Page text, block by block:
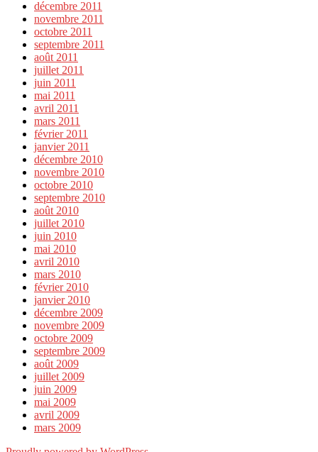
décembre 2011
novembre 2011
octobre 2011
septembre 2011
août 2011
juillet 2011
juin 2011
mai 2011
avril 2011
mars 2011
février 2011
janvier 2011
décembre 2010
novembre 2010
octobre 2010
septembre 2010
août 2010
juillet 2010
juin 2010
mai 2010
avril 2010
mars 2010
février 2010
janvier 2010
décembre 2009
novembre 2009
octobre 2009
septembre 2009
août 2009
juillet 2009
juin 2009
mai 2009
avril 2009
mars 2009